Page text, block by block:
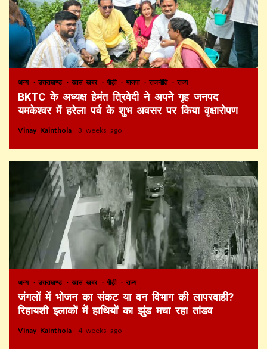
अन्य उत्तराखण्ड खास खबर पौड़ी भाजपा राजनीति राज्य
BKTC के अध्यक्ष हेमंत त्रिवेदी ने अपने गृह जनपद
यमकेश्वर में हरेला पर्व के शुभ अवसर पर किया वृक्षारोपण
Vinay Kainthola 3 weeks ago
अन्य उत्तराखण्ड खास खबर पौड़ी राज्य
जंगलों में भोजन का संकट या वन विभाग की लापरवाही?
रिहायशी इलाकों में हाथियों का झुंड मचा रहा तांडव
Vinay Kainthola 4 weeks ago